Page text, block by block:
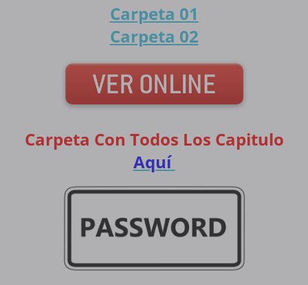
Carpeta 01
Carpeta 02
Carpeta Con Todos Los Capitulo
Aquí